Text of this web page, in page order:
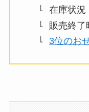
在庫状況
販売終了
3位のお